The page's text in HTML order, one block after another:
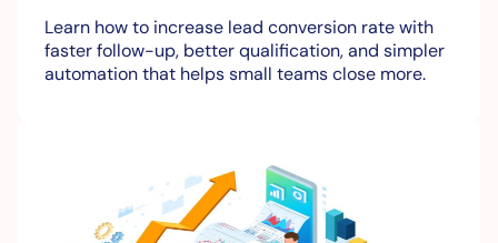
Learn how to increase lead conversion rate with
faster follow-up, better qualification, and simpler
automation that helps small teams close more.